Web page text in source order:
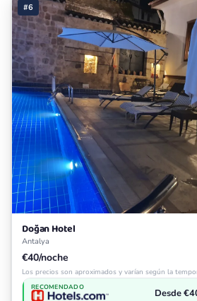
#6
Doğan Hotel
Antalya
€40/noche
Los precios son aproximados y varían según la
RECOMENDADO Desde